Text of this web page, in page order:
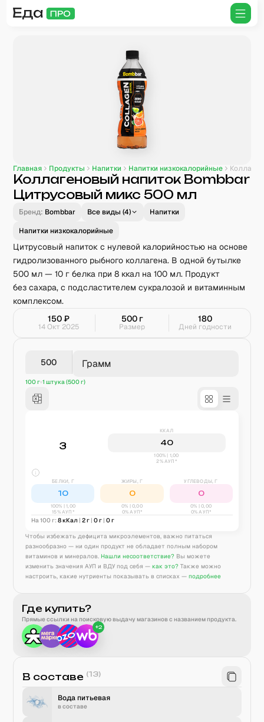
Главная Продукты Напитки Напитки низкокалорийные
Коллагеновый напиток Bombbar
Цитрусовый микс 500 мл
Бренд: Bombbar Все виды (4)
Напитки
Напитки низкокалорийные
Цитрусовый напиток с нулевой калорийностью на основе
гидролизованного рыбного коллагена. В одной бутылке
500 мл — 10 г белка при 8 ккал на 100 мл. Продукт
без сахара, с подсластителем сукралозой и витаминным
комплексом.
150₽
14 Окт 2025
500г
Размер
180
Дней годности
Грамм
100 г 1 штука (500 г)
3
ККАЛ
40
100% | 1,00
2% АУП*
БЕЛКИ, Г
10
100% |1,00
15% АУП*
ЖИРЫ, Г
0
0% |0,00
0% АУП*
УГЛЕВОДЫ, Г
0
0% |0,00
0% АУП*
На 100 г: 8кКал | 2г | 0г | 0г
Чтобы избежать дефицита микроэлементов, важно питаться
разнообразно — ни один продукт не обладает полным набором
витаминов и минералов. Нашли несоответствие? Вы можете
изменить значения АУП и ВДУ под себя — как это? Также можно
настроить, какие нутриенты показывать в списках — подробнее
Где купить?
Прямые ссылки на поисковую выдачу магазинов с названием продукта.
+2
В составе (13)
Вода питьевая
в составе